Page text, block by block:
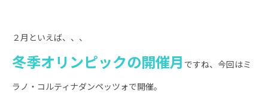
２月といえば、、、
冬季オリンピックの開催月 ですね、今回はミ
ラノ・コルティナダンペッツォで開催。